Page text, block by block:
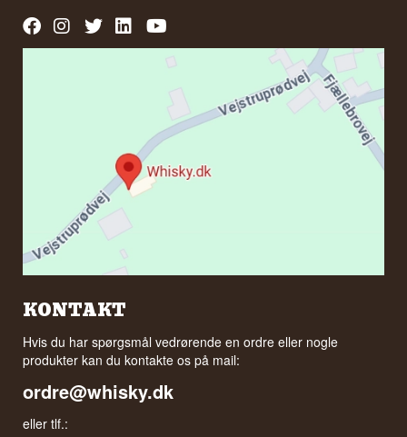
KONTAKT
Hvis du har spørgsmål vedrørende en ordre eller nogle
produkter kan du kontakte os på mail:
ordre@whisky.dk
eller tlf.: